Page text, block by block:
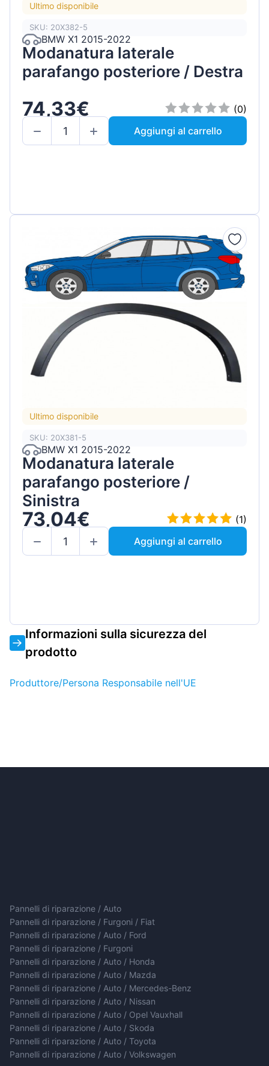
Ultimo disponibile
SKU: 20X382-5
BMW X1 2015-2022
Modanatura laterale
parafango posteriore / Destra
74,33€
(0)
Aggiungi al carrello
Ultimo disponibile
SKU: 20X381-5
BMW X1 2015-2022
Modanatura laterale
parafango posteriore /
Sinistra
73,04€
(1)
Aggiungi al carrello
Informazioni sulla sicurezza del
prodotto
Produttore/Persona Responsabile nell'UE
Pannelli di riparazione / Auto
Pannelli di riparazione / Furgoni / Fiat
Pannelli di riparazione / Auto / Ford
Pannelli di riparazione / Furgoni
Pannelli di riparazione / Auto / Honda
Pannelli di riparazione / Auto / Mazda
Pannelli di riparazione / Auto / Mercedes-Benz
Pannelli di riparazione / Auto / Nissan
Pannelli di riparazione / Auto / Opel Vauxhall
Pannelli di riparazione / Auto / Skoda
Pannelli di riparazione / Auto / Toyota
Pannelli di riparazione / Auto / Volkswagen